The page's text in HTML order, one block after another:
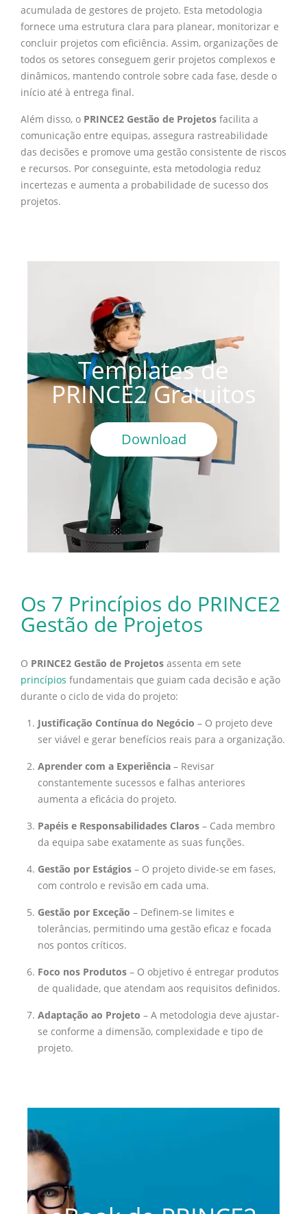
acumulada de gestores de projeto. Esta metodologia
fornece uma estrutura clara para planear, monitorizar e
concluir projetos com eficiência. Assim, organizações de
todos os setores conseguem gerir projetos complexos e
dinâmicos, mantendo controle sobre cada fase, desde o
início até à entrega final.
Além disso, o PRINCE2 Gestão de Projetos facilita a
comunicação entre equipas, assegura rastreabilidade
das decisões e promove uma gestão consistente de riscos
e recursos. Por conseguinte, esta metodologia reduz
incertezas e aumenta a probabilidade de sucesso dos
projetos.
Templates de
PRINCE2 Gratuitos
Download
Os 7 Princípios do PRINCE2
Gestão de Projetos
O PRINCE2 Gestão de Projetos assenta em sete
princípios fundamentais que guiam cada decisão e ação
durante o ciclo de vida do projeto:
Justificação Contínua do Negócio – O projeto deve
ser viável e gerar benefícios reais para a organização.
Aprender com a Experiência – Revisar
constantemente sucessos e falhas anteriores
aumenta a eficácia do projeto.
Papéis e Responsabilidades Claros – Cada membro
da equipa sabe exatamente as suas funções.
Gestão por Estágios – O projeto divide-se em fases,
com controlo e revisão em cada uma.
Gestão por Exceção – Definem-se limites e
tolerâncias, permitindo uma gestão eficaz e focada
nos pontos críticos.
Foco nos Produtos – O objetivo é entregar produtos
de qualidade, que atendam aos requisitos definidos.
Adaptação ao Projeto – A metodologia deve ajustar-
se conforme a dimensão, complexidade e tipo de
projeto.